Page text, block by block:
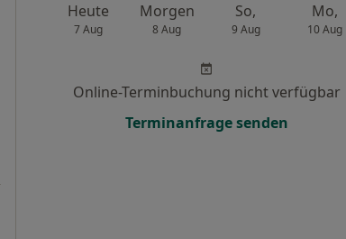
Heute
7 Aug
Morgen
8 Aug
So,
9 Aug
Mo,
10 Aug
Online-Terminbuchung nicht verfügbar
Terminanfrage senden